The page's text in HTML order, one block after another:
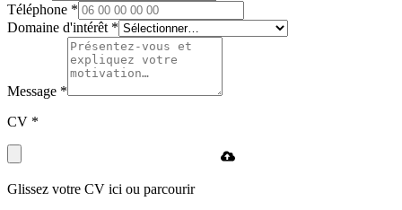
Téléphone *
Domaine d'intérêt *
Message *
CV *
Glissez votre CV ici ou parcourir